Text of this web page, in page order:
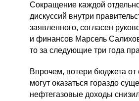
Сокращение каждой
дискуссий внутри
заявленного, согласен
и финансов Марсель
то за следующие три года
Впрочем, потери бюджета от
могут оказаться гораздо
нефтегазовые доходы